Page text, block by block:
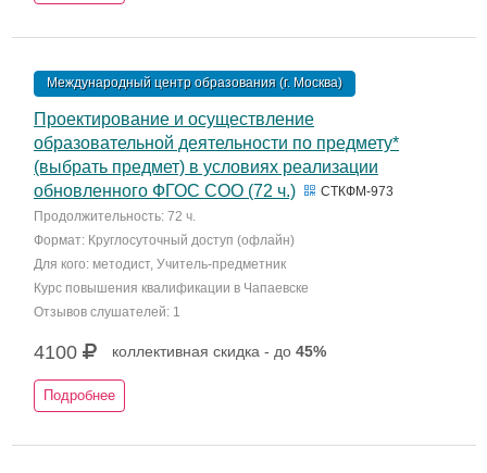
Международный центр образования (г. Москва)
Проектирование и осуществление
образовательной деятельности по предмету*
(выбрать предмет) в условиях реализации
обновленного ФГОС СОО (72 ч.)
СТКФМ-973
Продолжительность: 72 ч.
Формат: Круглосуточный доступ (офлайн)
Для кого: методист, Учитель-предметник
Курс повышения квалификации в Чапаевске
Отзывов слушателей: 1
4100 коллективная скидка - до 45%
Подробнее